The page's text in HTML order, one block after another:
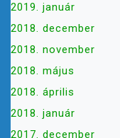
2019. január
2018. december
2018. november
2018. május
2018. április
2018. január
2017. december